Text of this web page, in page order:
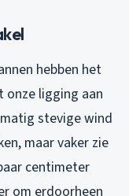
hebben het
onze ligging aan
stevige wind
maar vaker zie
centimeter
om erdoorheen